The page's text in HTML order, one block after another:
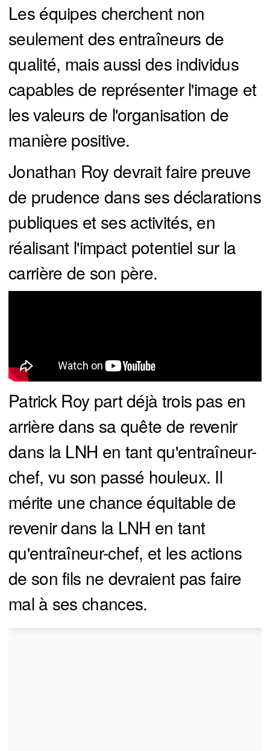
Les équipes cherchent non
seulement des entraîneurs de
qualité, mais aussi des individus
capables de représenter l'image et
les valeurs de l'organisation de
manière positive.
Jonathan Roy devrait faire preuve
de prudence dans ses déclarations
publiques et ses activités, en
réalisant l'impact potentiel sur la
carrière de son père.
Patrick Roy part déjà trois pas en
arrière dans sa quête de revenir
dans la LNH en tant qu'entraîneur-
chef, vu son passé houleux. Il
mérite une chance équitable de
revenir dans la LNH en tant
qu'entraîneur-chef, et les actions
de son fils ne devraient pas faire
mal à ses chances.